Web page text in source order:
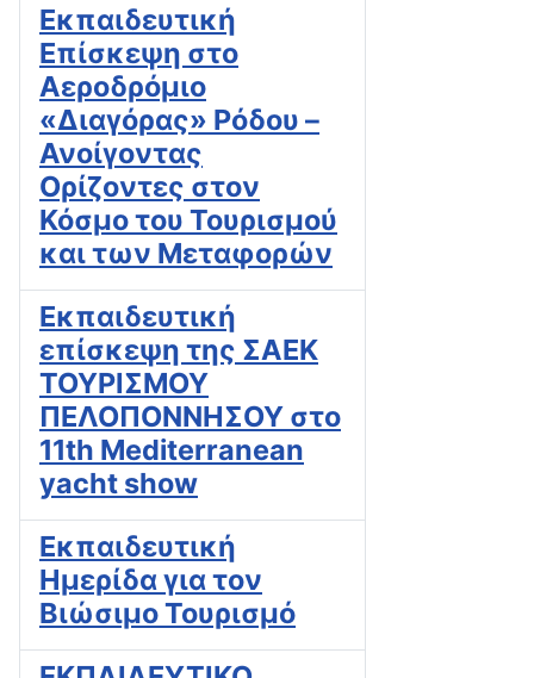
Εκπαιδευτική
Επίσκεψη στο
Αεροδρόμιο
«Διαγόρας» Ρόδου –
Ανοίγοντας
Ορίζοντες στον
Κόσμο του Τουρισμού
και των Μεταφορών
Εκπαιδευτική
επίσκεψη της ΣΑΕΚ
ΤΟΥΡΙΣΜΟΥ
ΠΕΛΟΠΟΝΝΗΣΟΥ στο
11th Mediterranean
yacht show
Εκπαιδευτική
Ημερίδα για τον
Βιώσιμο Τουρισμό